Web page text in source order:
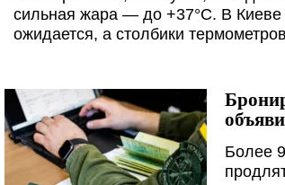
сильная жара — до +37°C. В Киеве
ожидается, а столбики
Более